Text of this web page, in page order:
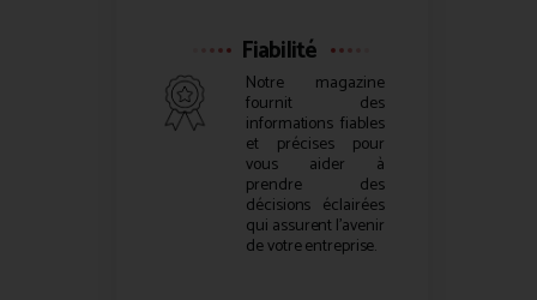
Fiabilité
Notre magazine
fournit des
informations fiables
et précises pour
vous aider à
prendre des
décisions éclairées
qui assurent l’avenir
de votre entreprise.